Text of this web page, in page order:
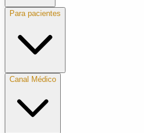
Para pacientes
Canal Médico